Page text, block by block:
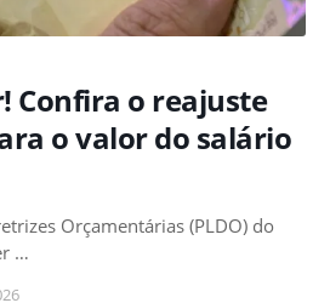
Confira o reajuste
o valor do salário
Orçamentárias (PLDO) do
…